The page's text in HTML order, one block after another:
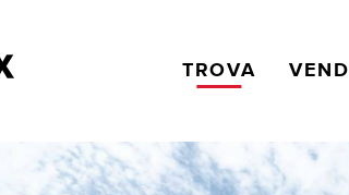
TROVA VENDI